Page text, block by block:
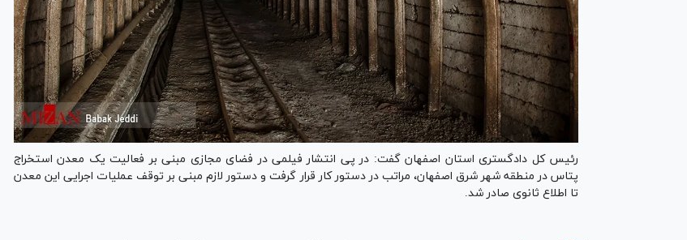
رئیس کل دادگستری استان اصفهان گفت: در پی انتشار فیلمی در فضای مجازی مبنی بر فعالیت یک معدن استخراج
پتاس در منطقه شهر شرق اصفهان، مراتب در دستور کار قرار گرفت و دستور لازم مبنی بر توقف عملیات اجرایی این معدن
تا اطلاع ثانوی صادر شد.